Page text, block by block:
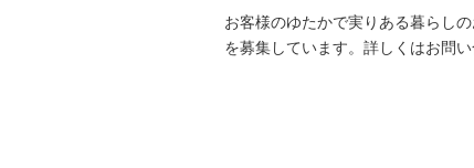
お客様のゆたかで実りある暮らし
を募集しています。詳しくはお問い